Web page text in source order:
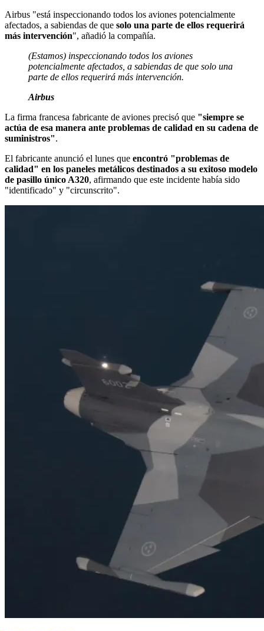
Airbus "está inspeccionando todos los aviones potencialmente
afectados, a sabiendas de que solo una parte de ellos requerirá
más intervención", añadió la compañía.
(Estamos) inspeccionando todos los aviones
potencialmente afectados, a sabiendas de que solo una
parte de ellos requerirá más intervención.
Airbus
La firma francesa fabricante de aviones precisó que "siempre se
actúa de esa manera ante problemas de calidad en su cadena de
suministros".
El fabricante anunció el lunes que encontró "problemas de
calidad" en los paneles metálicos destinados a su exitoso modelo
de pasillo único A320, afirmando que este incidente había sido
"identificado" y "circunscrito".